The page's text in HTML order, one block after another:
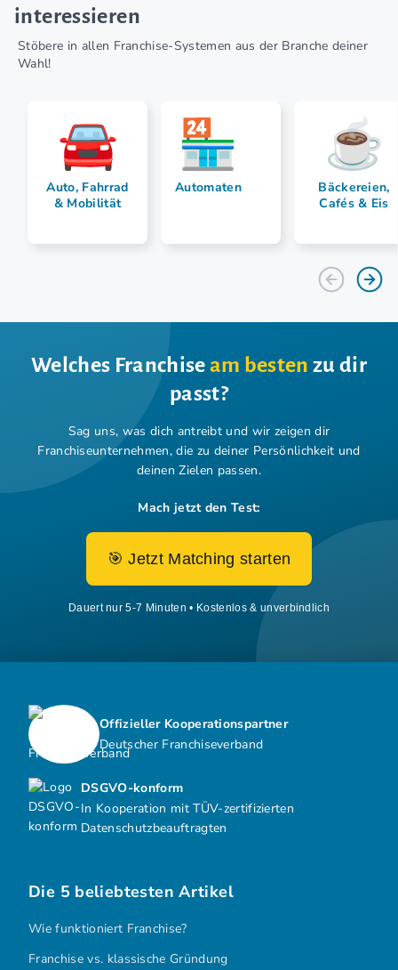
interessieren
Stöbere in allen Franchise-Systemen aus der Branche deiner
Wahl!
Auto, Fahrrad
& Mobilität
Automaten
Bäckereien,
Cafés & Eis
Welches Franchiseam besten zu dir
passt?
Sag uns, was dich antreibt und wir zeigen dir
Franchiseunternehmen, die zu deiner Persönlichkeit und
deinen Zielen passen.
Mach jetzt den Test:
🎯 Jetzt Matching starten
Dauert nur 5-7 Minuten • Kostenlos & unverbindlich
DSGVO-konform
In Kooperation mit TÜV-zertifizierten
Datenschutzbeauftragten
Offizieller Kooperationspartner
Deutscher Franchiseverband
Die 5 beliebtesten Artikel
Wie funktioniert Franchise?
Franchise vs. klassische Gründung